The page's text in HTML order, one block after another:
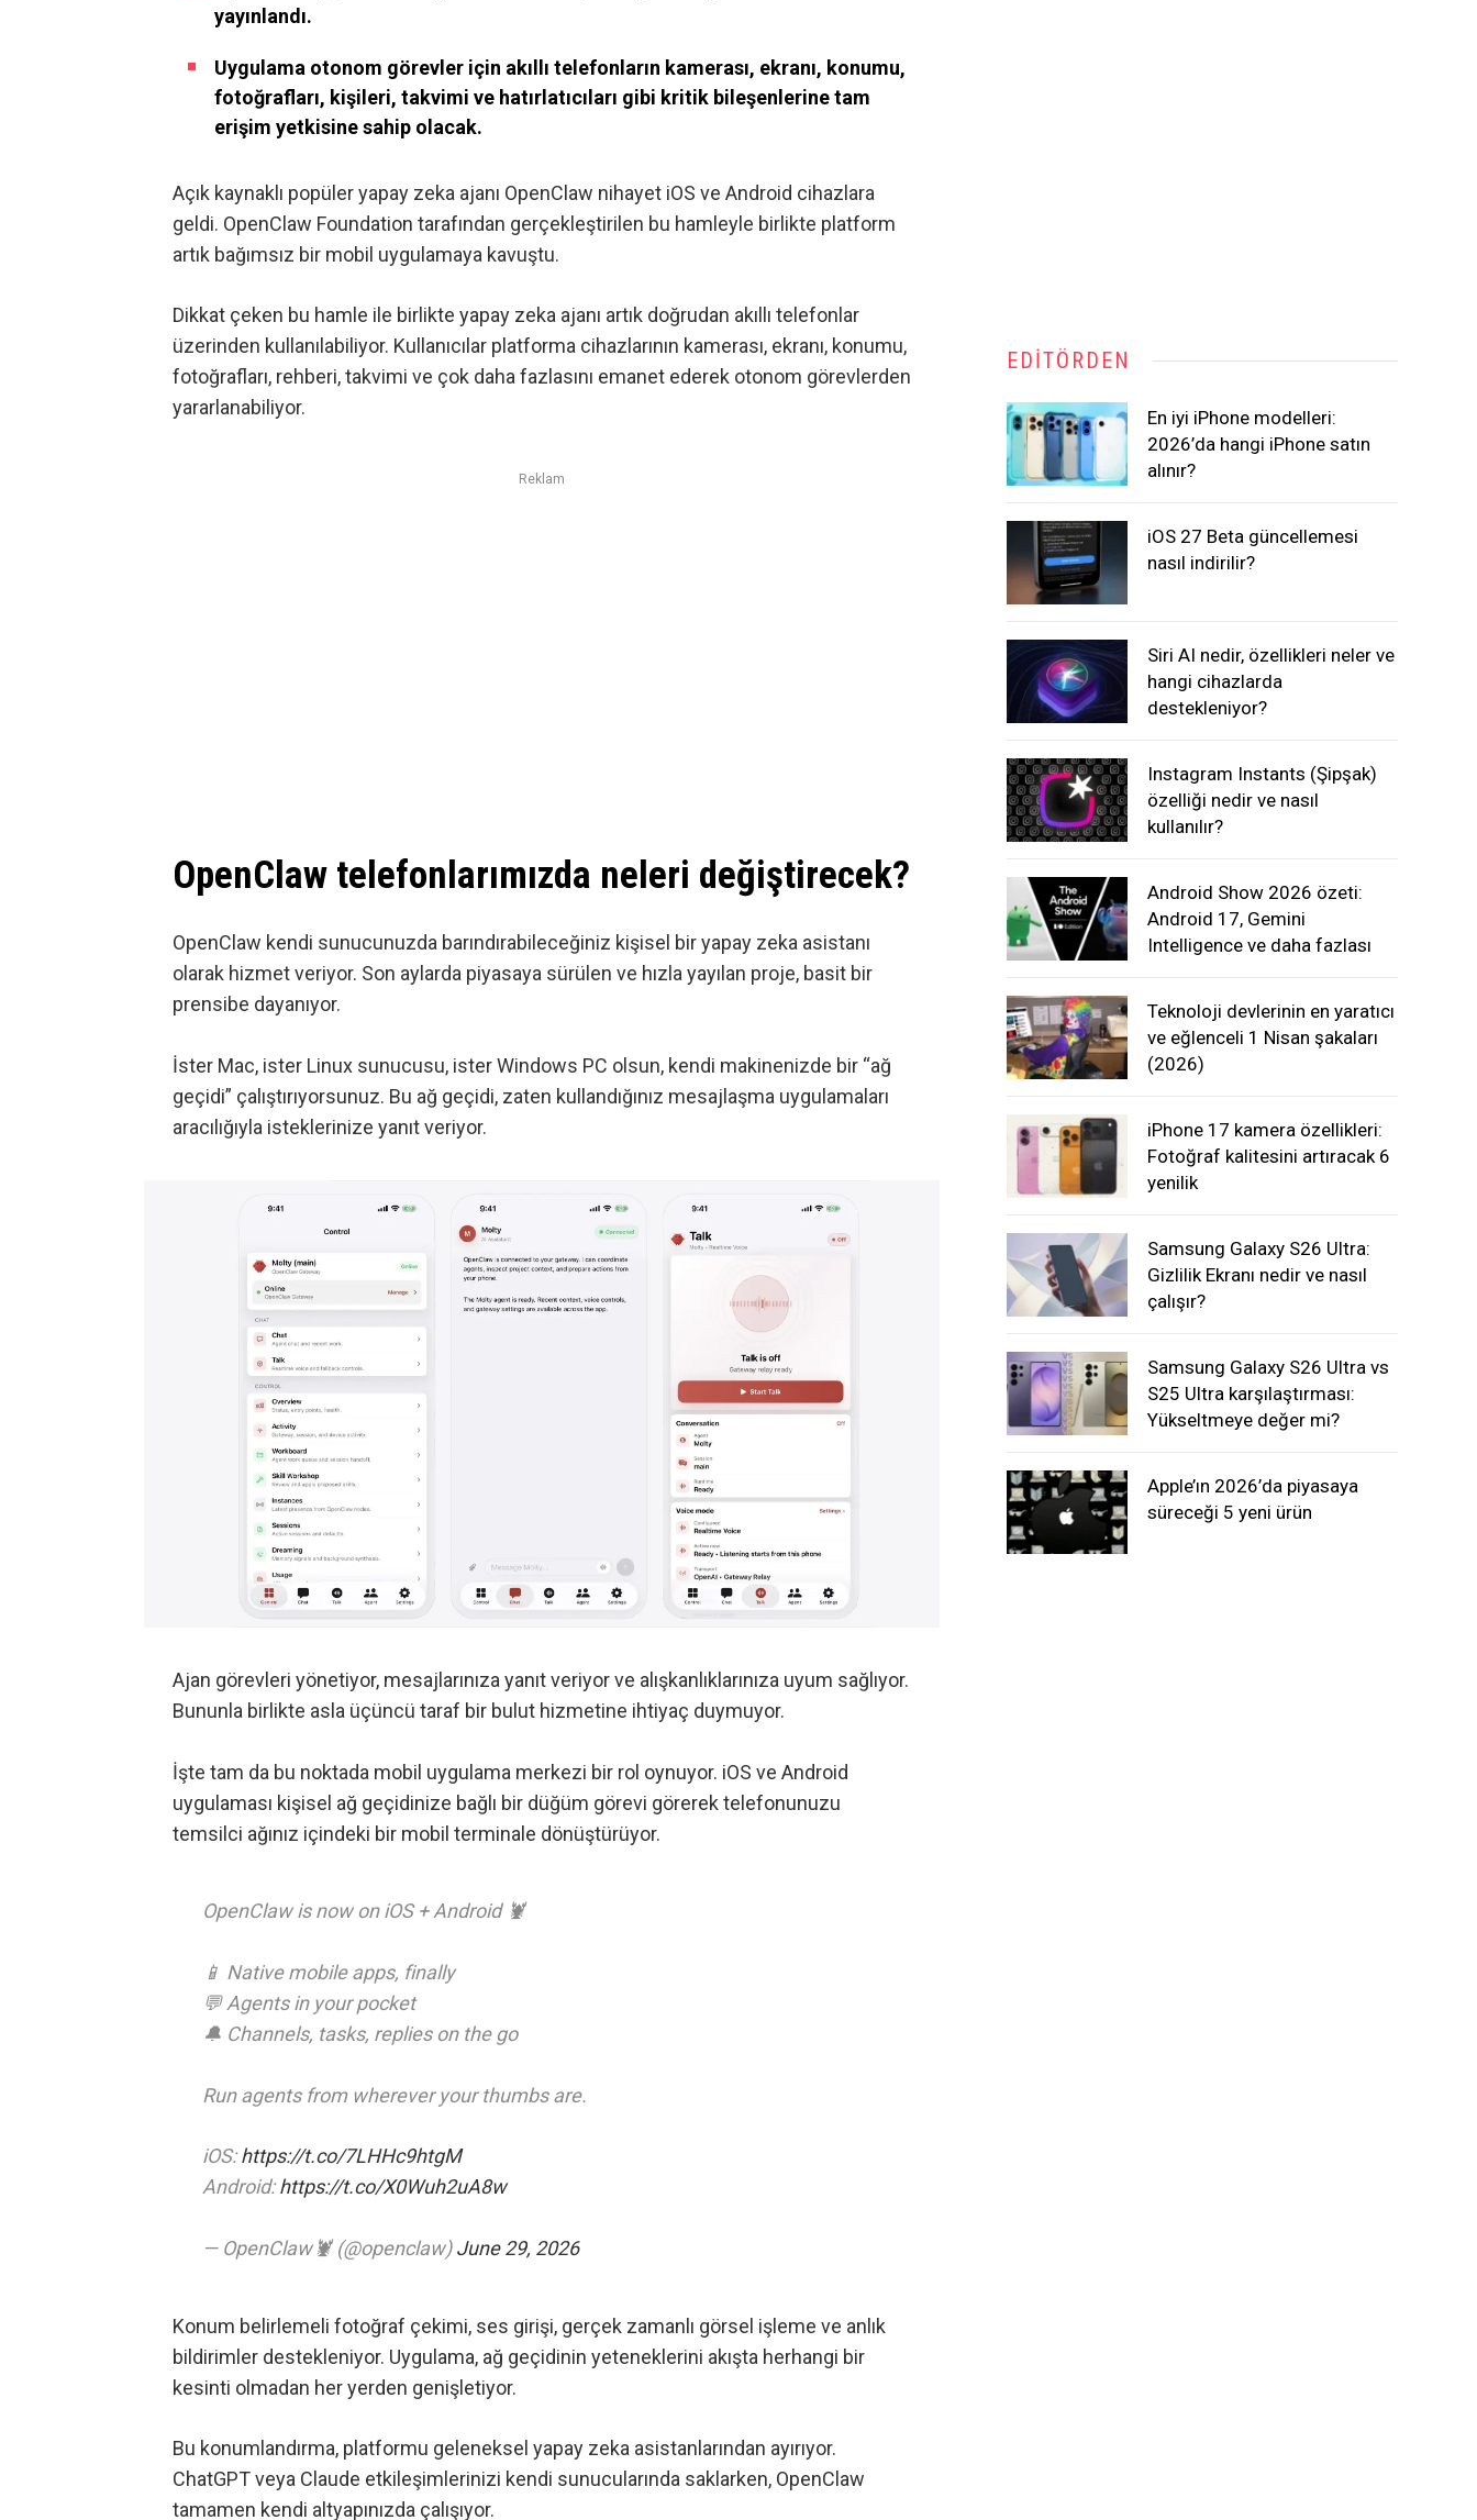
yayınlandı.
Uygulama otonom görevler için akıllı telefonların kamerası, ekranı, konumu,
fotoğrafları, kişileri, takvimi ve hatırlatıcıları gibi kritik bileşenlerine tam
erişim yetkisine sahip olacak.
Açık kaynaklı popüler yapay zeka ajanı OpenClaw nihayet iOS ve Android cihazlara
geldi. OpenClaw Foundation tarafından gerçekleştirilen bu hamleyle birlikte platform
artık bağımsız bir mobil uygulamaya kavuştu.
Dikkat çeken bu hamle ile birlikte yapay zeka ajanı artık doğrudan akıllı telefonlar
üzerinden kullanılabiliyor. Kullanıcılar platforma cihazlarının kamerası, ekranı, konumu,
fotoğrafları, rehberi, takvimi ve çok daha fazlasını emanet ederek otonom görevlerden
yararlanabiliyor.
Reklam
OpenClaw telefonlarımızda neleri değiştirecek?
OpenClaw kendi sunucunuzda barındırabileceğiniz kişisel bir yapay zeka asistanı
olarak hizmet veriyor. Son aylarda piyasaya sürülen ve hızla yayılan proje, basit bir
prensibe dayanıyor.
İster Mac, ister Linux sunucusu, ister Windows PC olsun, kendi makinenizde bir “ağ
geçidi” çalıştırıyorsunuz. Bu ağ geçidi, zaten kullandığınız mesajlaşma uygulamaları
aracılığıyla isteklerinize yanıt veriyor.
Ajan görevleri yönetiyor, mesajlarınıza yanıt veriyor ve alışkanlıklarınıza uyum sağlıyor.
Bununla birlikte asla üçüncü taraf bir bulut hizmetine ihtiyaç duymuyor.
İşte tam da bu noktada mobil uygulama merkezi bir rol oynuyor. iOS ve Android
uygulaması kişisel ağ geçidinize bağlı bir düğüm görevi görerek telefonunuzu
temsilci ağınız içindeki bir mobil terminale dönüştürüyor.
OpenClaw is now on iOS + Android 🦞
📱 Native mobile apps, finally
💬 Agents in your pocket
🔔 Channels, tasks, replies on the go
Run agents from wherever your thumbs are.
iOS:https://t.co/7LHHc9htgM
Android:https://t.co/X0Wuh2uA8w
— OpenClaw🦞 (@openclaw)June 29, 2026
Konum belirlemeli fotoğraf çekimi, ses girişi, gerçek zamanlı görsel işleme ve anlık
bildirimler destekleniyor. Uygulama, ağ geçidinin yeteneklerini akışta herhangi bir
kesinti olmadan her yerden genişletiyor.
Bu konumlandırma, platformu geleneksel yapay zeka asistanlarından ayırıyor.
ChatGPT veya Claude etkileşimlerinizi kendi sunucularında saklarken, OpenClaw
tamamen kendi altyapınızda çalışıyor.
EDITÖRDEN
En iyi iPhone modelleri:
2026’da hangi iPhone satın
alınır?
iOS 27 Beta güncellemesi
nasıl indirilir?
Siri AI nedir, özellikleri neler ve
hangi cihazlarda
destekleniyor?
Instagram Instants (Şipşak)
özelliği nedir ve nasıl
kullanılır?
Android Show 2026 özeti:
Android 17, Gemini
Intelligence ve daha fazlası
Teknoloji devlerinin en yaratıcı
ve eğlenceli 1 Nisan şakaları
(2026)
iPhone 17 kamera özellikleri:
Fotoğraf kalitesini artıracak 6
yenilik
Samsung Galaxy S26 Ultra:
Gizlilik Ekranı nedir ve nasıl
çalışır?
Samsung Galaxy S26 Ultra vs
S25 Ultra karşılaştırması:
Yükseltmeye değer mi?
Apple’ın 2026’da piyasaya
süreceği 5 yeni ürün